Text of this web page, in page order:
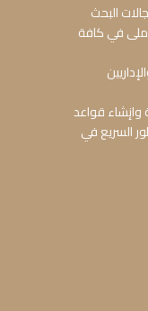
البحث
في كافة
وانٕشاء قواعد
السریع في